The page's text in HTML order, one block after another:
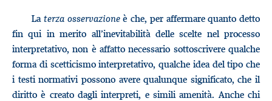
La terza osservazioneè che, per affermare quanto detto
fin qui in merito all’inevitabilità delle scelte nel processo
interpretativo, non è affatto necessario sottoscrivere qualche
forma di scetticismo interpretativo, qualche idea del tipo che
i testi normativi possono avere qualunque significato, che il
diritto è creato dagli interpreti, e simili amenità. Anche chi